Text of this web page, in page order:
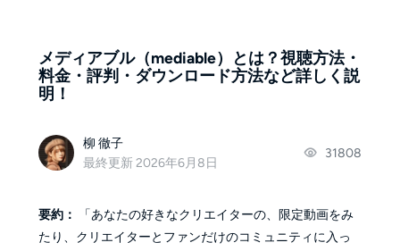
メディアブル（mediable）とは？視聴方法・
料金・評判・ダウンロード方法など詳しく説
明！
柳 徹子
最終更新 2026年6月8日
31808
要約：
「あなたの好きなクリエイターの、限定動画をみ
たり、クリエイターとファンだけのコミュニティに入っ